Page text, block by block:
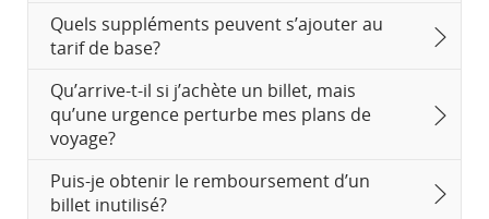
Quels suppléments peuvent s’ajouter au
tarif de base?
Qu’arrive-t-il si j’achète un billet, mais
qu’une urgence perturbe mes plans de
voyage?
Puis-je obtenir le remboursement d’un
billet inutilisé?